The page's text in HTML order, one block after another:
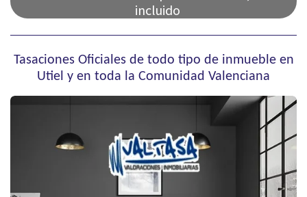
incluido
Tasaciones Oficiales de todo tipo de inmueble en
Utiel y en toda la Comunidad Valenciana